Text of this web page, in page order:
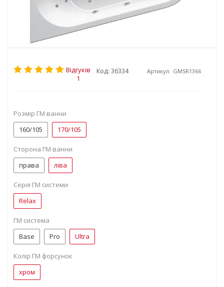
Відгуків
1
Код: 36334 Артикул: GMSR1366
Розмір ГМ ванни
160/105
170/105
Сторона ГМ ванни
права
ліва
Серія ГМ системи
Relax
ГМ система
Base
Pro Ultra
Колір ГМ форсунок
хром